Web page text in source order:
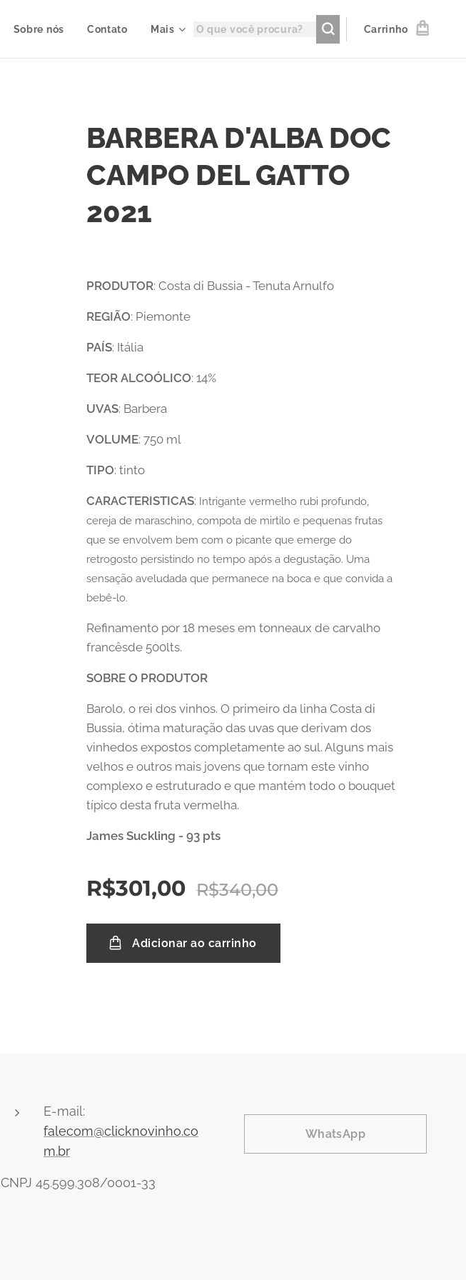
Sobre nós Contato Mais Carrinho
BARBERA D'ALBA DOC
CAMPO DEL GATTO
2021
PRODUTOR: Costa di Bussia - Tenuta Arnulfo
REGIÃO: Piemonte
PAÍS: Itália
TEOR ALCOÓLICO: 14%
UVAS: Barbera
VOLUME: 750 ml
TIPO: tinto
CARACTERISTICAS: Intrigante vermelho rubi profundo,
cereja de maraschino, compota de mirtilo e pequenas frutas
que se envolvem bem com o picante que emerge do
retrogosto persistindo no tempo após a degustação. Uma
sensação aveludada que permanece na boca e que convida a
bebê-lo.
Refinamento por 18 meses em tonneaux de carvalho
francêsde 500lts.
SOBRE O PRODUTOR
Barolo, o rei dos vinhos. O primeiro da linha Costa di
Bussia, ótima maturação das uvas que derivam dos
vinhedos expostos completamente ao sul. Alguns mais
velhos e outros mais jovens que tornam este vinho
complexo e estruturado e que mantém todo o bouquet
típico desta fruta vermelha.
James Suckling - 93 pts
R$301,00 R$340,00
Adicionar ao carrinho
E-mail:
falecom@clicknovinho.co
m.br
CNPJ 45.599.308/0001-33
WhatsApp